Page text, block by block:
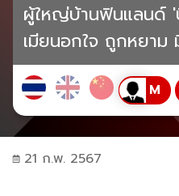
ผู้ใหญ่บ้านฟินแลนด์
เมียนอกใจ ถูกหยาม
21 ก.พ. 2567